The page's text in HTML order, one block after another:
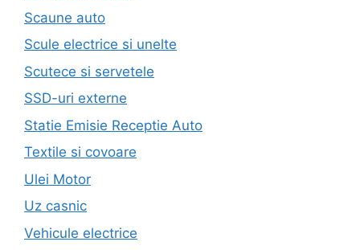
Scaune auto
Scule electrice si unelte
Scutece si servetele
SSD-uri externe
Statie Emisie Receptie Auto
Textile si covoare
Ulei Motor
Uz casnic
Vehicule electrice